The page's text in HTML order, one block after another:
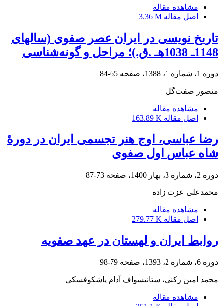
مشاهده مقاله
اصل مقاله 3.36 M
تاریخ نویسی در ایران عصر صفوی (سالهای
1148ـ 1038هـ .ق.)؛ مراحل و گونه‌شناسی
دوره 1، شماره 1، 1388، صفحه 65-84
منصور صفت‌گل
مشاهده مقاله
اصل مقاله 163.89 K
رضا عباسی، اوج هنر تجسمی ایران در دورۀ
شاه عباس اول صفوی
دوره 2، شماره 3، بهار 1400، صفحه 73-87
محمدعلی عزت زاده
مشاهده مقاله
اصل مقاله 279.77 K
روابط ایران و لهستان در عهد صفویه
دوره 6، شماره 2، 1393، صفحه 79-98
محمد امین رکنی، ستانیسواف آدام یاشکوفسکی
مشاهده مقاله